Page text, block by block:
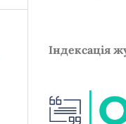
Індексація